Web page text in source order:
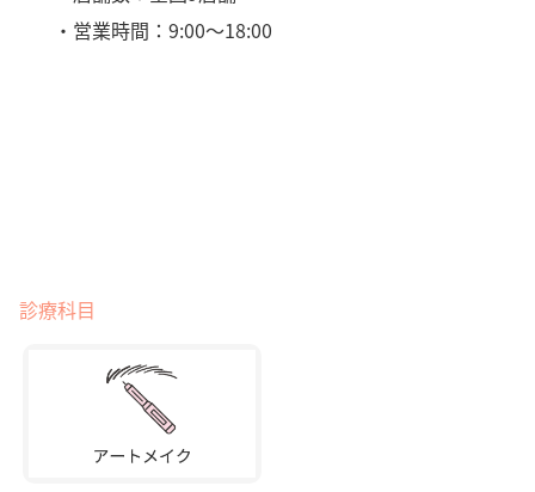
・営業時間：9:00～18:00
診療科目